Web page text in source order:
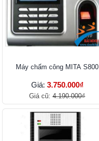
Máy chấm công MITA S800
Giá: 3.750.000₫
Giá cũ: 4.190.000₫